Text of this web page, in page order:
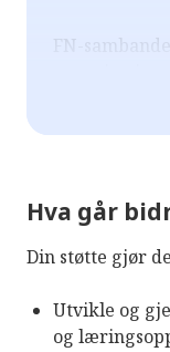
FN-
faktabasert
samfunnsliv
av
frivillige
Hva går
Din støtte gjør
Utvikle og
og